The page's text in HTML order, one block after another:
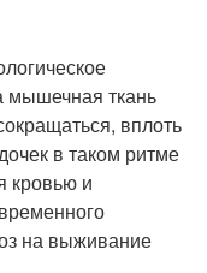
мышечная ткань
вплоть
в таком ритме
кровью и
на выживание